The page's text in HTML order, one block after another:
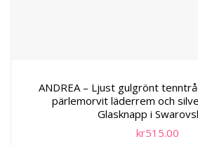
ANDREA – Ljust gulgrönt
pärlemorvit läderrem och
Glasknapp i
kr515.00